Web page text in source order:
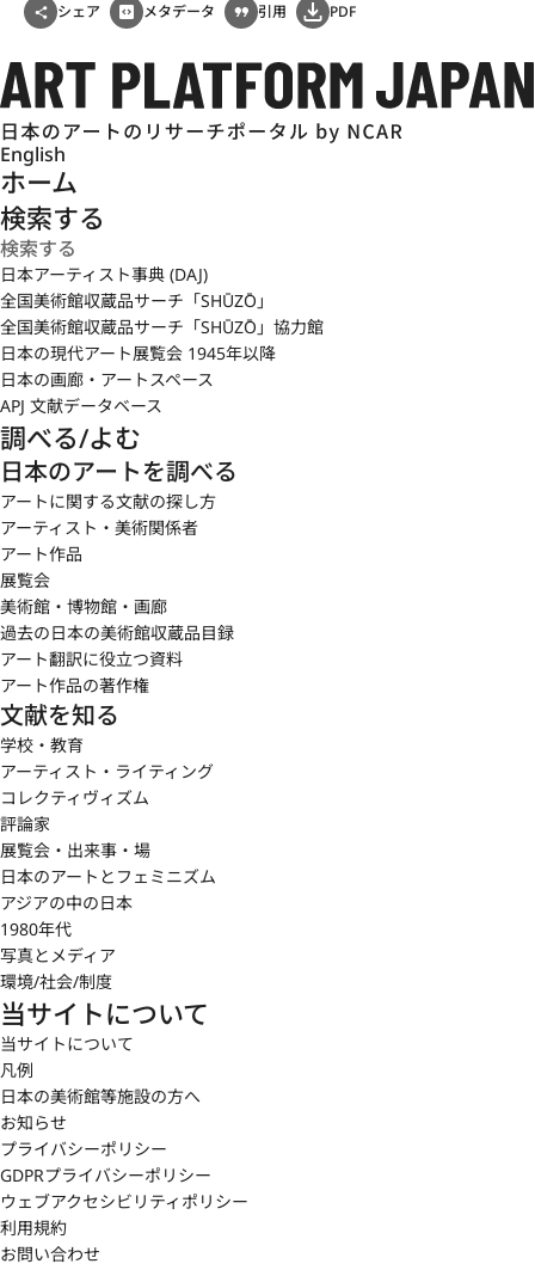
シェア メタデータ 引用 PDF
English
ホーム
検索する
日本アーティスト事典 (DAJ)
全国美術館収蔵品サーチ「SHŪZŌ」
全国美術館収蔵品サーチ「SHŪZŌ」協力館
日本の現代アート展覧会 1945年以降
日本の画廊・アートスペース
APJ 文献データベース
調べる/よむ
日本のアートを調べる
アートに関する文献の探し方
アーティスト・美術関係者
アート作品
展覧会
美術館・博物館・画廊
過去の日本の美術館収蔵品目録
アート翻訳に役立つ資料
アート作品の著作権
文献を知る
学校・教育
アーティスト・ライティング
コレクティヴィズム
評論家
展覧会・出来事・場
日本のアートとフェミニズム
アジアの中の日本
1980年代
写真とメディア
環境/社会/制度
当サイトについて
当サイトについて
凡例
日本の美術館等施設の方へ
お知らせ
プライバシーポリシー
GDPRプライバシーポリシー
ウェブアクセシビリティポリシー
利用規約
お問い合わせ